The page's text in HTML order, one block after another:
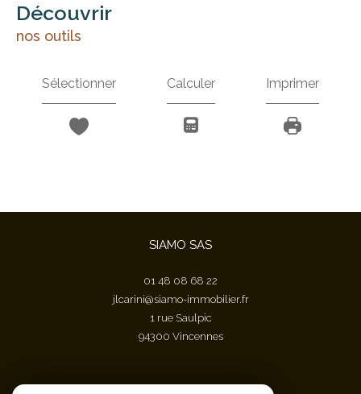
découvrir
nos outils
Sélectionner Calculer Imprimer
SIAMO SAS
01 48 08 68 22
jlcarini@siamo-immobilier.fr
1 rue Saulpic
94300
vincennes